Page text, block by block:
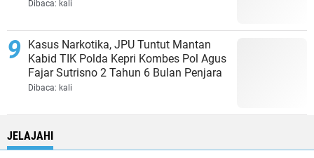
Dibaca: kali
Kasus Narkotika, JPU Tuntut Mantan
Kabid TIK Polda Kepri Kombes Pol Agus
Fajar Sutrisno 2 Tahun 6 Bulan Penjara
Dibaca: kali
JELAJAHI